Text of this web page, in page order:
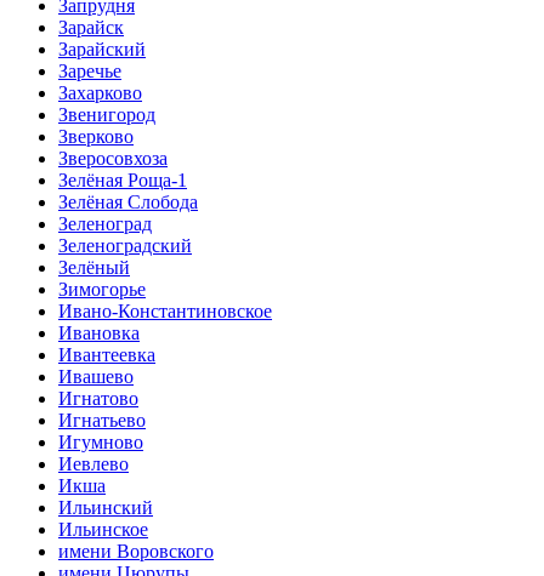
Запрудня
Зарайск
Зарайский
Заречье
Захарково
Звенигород
Зверково
Зверосовхоза
Зелёная Роща-1
Зелёная Слобода
Зеленоград
Зеленоградский
Зелёный
Зимогорье
Ивано-Константиновское
Ивановка
Ивантеевка
Ивашево
Игнатово
Игнатьево
Игумново
Иевлево
Икша
Ильинский
Ильинское
имени Воровского